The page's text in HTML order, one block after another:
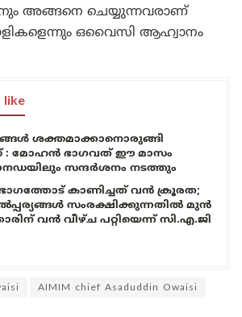
അങ്ങനെ ചെയ്യുന്നവരാണ്
ഒവൈസി ആഹ്വാനം
like
ശക്തമാക്കാനൊരുങ്ങി
ഭാഗവത് ഈ മാസം
സന്ദർശനം നടത്തും
കാണിച്ചത് വൻ ക്രൂരത;
സംരക്ഷിക്കുന്നതിൽ മുൻ
വൻ വീഴ്ച പറ്റിയെന്ന് സി.എ.ജി
AIMIM chief Asaduddin Owaisi